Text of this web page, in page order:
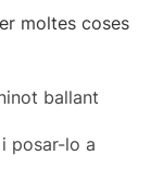
moltes coses
posar-lo a